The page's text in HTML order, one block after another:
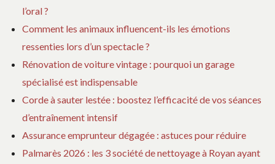
l’oral ?
Comment les animaux influencent-ils les émotions
ressenties lors d’un spectacle ?
Rénovation de voiture vintage : pourquoi un garage
spécialisé est indispensable
Corde à sauter lestée : boostez l’efficacité de vos séances
d’entraînement intensif
Assurance emprunteur dégagée : astuces pour réduire
Palmarès 2026 : les 3 société de nettoyage à Royan ayant